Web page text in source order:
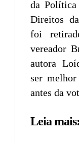
da
Direitos
foi
vereador
autora
ser
antes da
Leia mais: